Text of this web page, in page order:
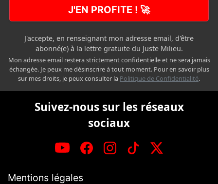
J'EN PROFITE ! 🚀
J'accepte, en renseignant mon adresse email, d'être
abonné(e) à la lettre gratuite du Juste Milieu.
Mon adresse email restera strictement confidentielle et ne sera jamais
échangée. Je peux me désinscrire à tout moment. Pour en savoir plus
sur mes droits, je peux consulter la Politique de Confidentialité.
Suivez-nous sur les réseaux
sociaux
Mentions légales